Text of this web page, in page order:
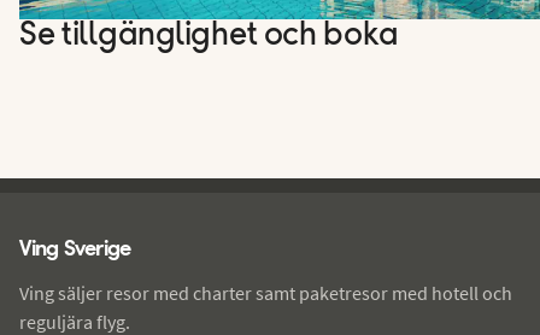
Se tillgänglighet och boka
Ving Sverige
Ving säljer resor med charter samt paketresor med hotell och
reguljära flyg.